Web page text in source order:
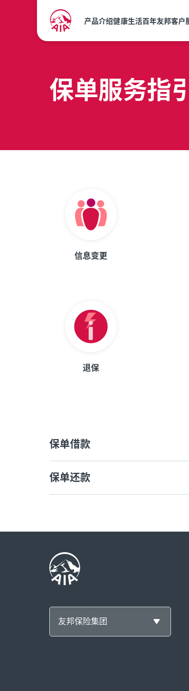
产品介绍健康生活百年友邦客户
保单服务指引
信息变更
退保
保单借款
保单还款
友邦保险集团